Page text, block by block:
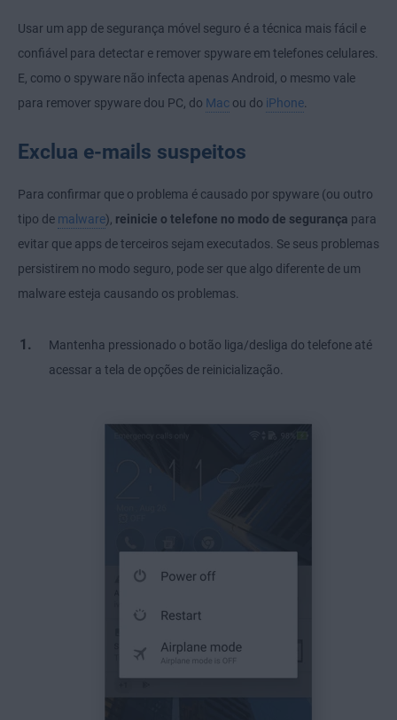
Usar um app de segurança móvel seguro é a técnica mais fácil e
confiável para detectar e remover spyware em telefones celulares.
E, como o spyware não infecta apenas Android, o mesmo vale
para remover spyware dou PC, do Mac ou do iPhone.
Exclua e-mails suspeitos
Para confirmar que o problema é causado por spyware (ou outro
tipo de malware), reinicie o telefone no modo de segurança para
evitar que apps de terceiros sejam executados. Se seus problemas
persistirem no modo seguro, pode ser que algo diferente de um
malware esteja causando os problemas.
Mantenha pressionado o botão liga/desliga do telefone até
acessar a tela de opções de reinicialização.